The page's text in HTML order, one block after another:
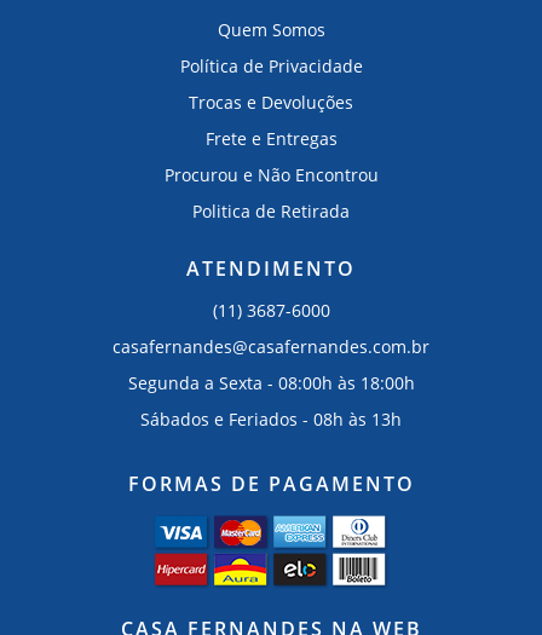
Quem Somos
Política de Privacidade
Trocas e Devoluções
Frete e Entregas
Procurou e Não Encontrou
Politica de Retirada
ATENDIMENTO
(11) 3687-6000
casafernandes@casafernandes.com.br
Segunda a Sexta - 08:00h às 18:00h
Sábados e Feriados - 08h às 13h
FORMAS DE PAGAMENTO
CASA FERNANDES NA WEB